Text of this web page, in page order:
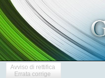
Avviso di rettifica
Errata corrige